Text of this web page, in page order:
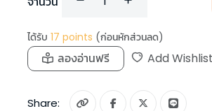
ได้รับ 17 points (ก่อนหักส่วนลด)
ลองอ่านฟรี Add Wishlist
Share: